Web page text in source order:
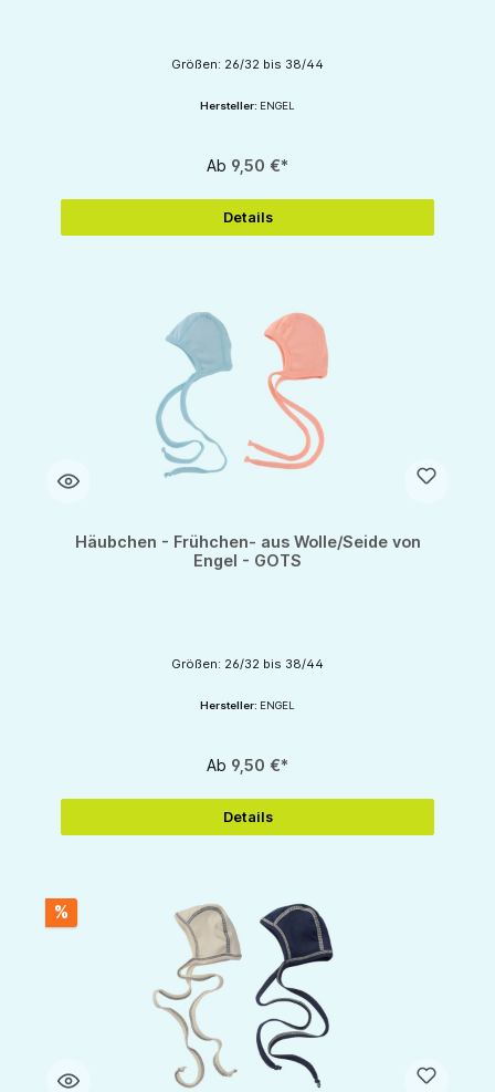
Größen: 26/32 bis 38/44
Hersteller: ENGEL
Ab 9,50 €*
Details
Häubchen - Frühchen- aus Wolle/Seide von
Engel - GOTS
Größen: 26/32 bis 38/44
Hersteller: ENGEL
Ab 9,50 €*
Details
%